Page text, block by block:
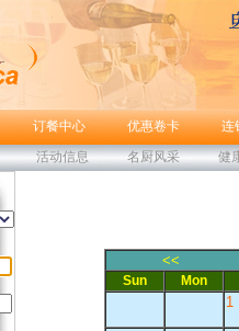
订餐中心 优惠卷卡
连
活动信息 名厨风采 健
<<
Sun Mon
1